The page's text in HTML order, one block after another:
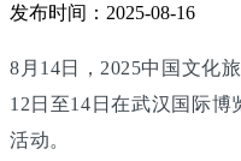
发布时间：2025-08-16
8月14日，2025中国文化
12日至14日在武汉国际
活动。